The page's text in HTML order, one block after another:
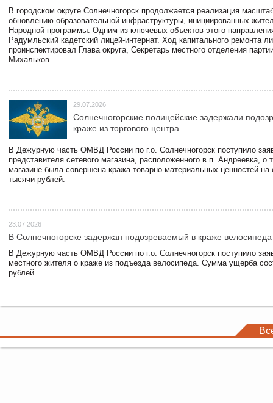
В городском округе Солнечногорск продолжается реализация
обновлению образовательной инфраструктуры, инициированных
Народной программы. Одним из ключевых объектов этого
Радумльский кадетский лицей-интернат. Ход капитального ремонта
проинспектировал Глава округа, Секретарь местного отделения
Михальков.
29.07.2026
Солнечногорские полицейские задержали
краже из торгового центра
В Дежурную часть ОМВД России по г.о. Солнечногорск поступило
представителя сетевого магазина, расположенного в п. Андреевка, о
магазине была совершена кража товарно-материальных ценностей
тысячи рублей.
23.07.2026
В Солнечногорске задержан подозреваемый в краже велосипеда
В Дежурную часть ОМВД России по г.о. Солнечногорск поступило
местного жителя о краже из подъезда велосипеда. Сумма ущерба
рублей.